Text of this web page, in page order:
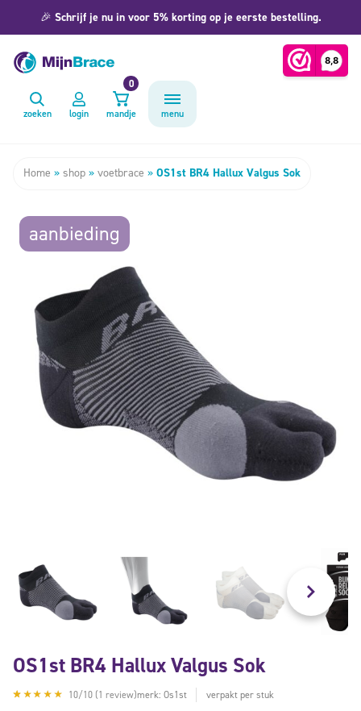
🎉 Schrijf je nu in voor 5% korting op je eerste bestelling.
zoeken login mandje
0
menu
Home » shop » voetbrace » OS1st BR4 Hallux Valgus Sok
OS1st BR4 Hallux Valgus Sok
10/10 (1 review)merk: Os1st verpakt per stuk
aanbieding